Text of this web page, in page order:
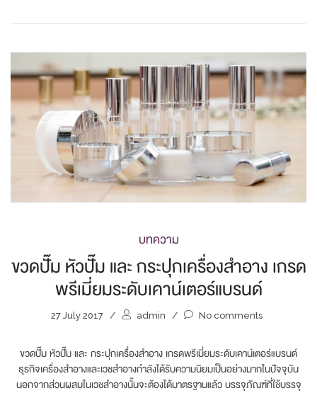
บทความ
ขวดปั๊ม หัวปั๊ม และ กระปุกเครื่องสำอาง เกรด
พรีเมี่ยมระดับเคาน์เตอร์แบรนด์
27 July 2017 / admin / No comments
ขวดปั๊ม หัวปั๊ม และ กระปุกเครื่องสำอาง เกรดพรีเมี่ยมระดับเคาน์เตอร์แบรนด์
ธุรกิจเครื่องสำอางและเวชสำอางกำลังได้รับความนิยมเป็นอย่างมากในปัจจุบัน
นอกจากส่วนผสมในเวชสำอางนั้นจะต้องได้มาตรฐานแล้ว บรรจุภัณฑ์ที่ใช้บรรจุ